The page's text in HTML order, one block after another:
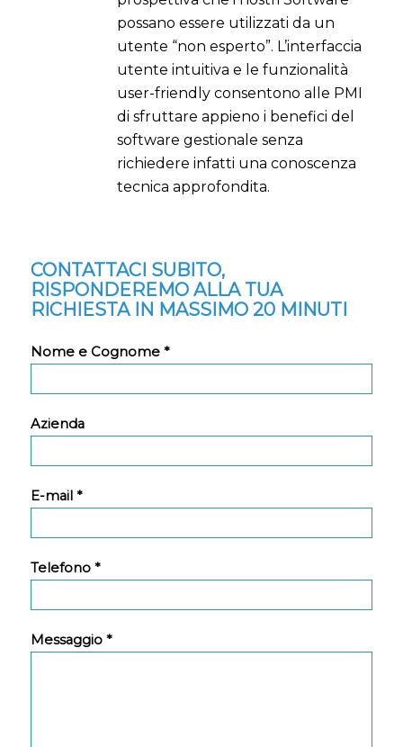
possano essere utilizzati da un
utente “non esperto”. L’interfaccia
utente intuitiva e le funzionalità
user-friendly consentono alle PMI
di sfruttare appieno i benefici del
software gestionale senza
richiedere infatti una conoscenza
tecnica approfondita.
CONTATTACI SUBITO,
RISPONDEREMO ALLA TUA
RICHIESTA IN MASSIMO 20 MINUTI
Nome e Cognome *
Azienda
E-mail *
Telefono *
Messaggio *